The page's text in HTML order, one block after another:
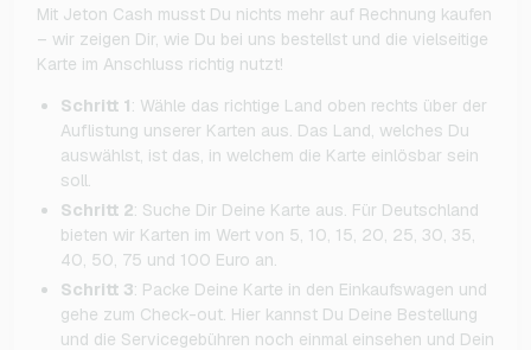
Mit Jeton Cash musst Du nichts mehr auf Rechnung kaufen
– wir zeigen Dir, wie Du bei uns bestellst und die vielseitige
Karte im Anschluss richtig nutzt!
Schritt 1: Wähle das richtige Land oben rechts über der
Auflistung unserer Karten aus. Das Land, welches Du
auswählst, ist das, in welchem die Karte einlösbar sein
soll.
Schritt 2: Suche Dir Deine Karte aus. Für Deutschland
bieten wir Karten im Wert von 5, 10, 15, 20, 25, 30, 35,
40, 50, 75 und 100 Euro an.
Schritt 3: Packe Deine Karte in den Einkaufswagen und
gehe zum Check-out. Hier kannst Du Deine Bestellung
und die Servicegebühren noch einmal einsehen und Dein